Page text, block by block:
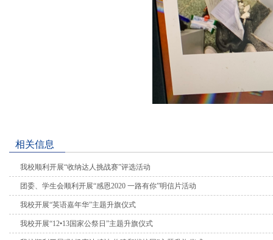
相关信息
我校顺利开展“收纳达人挑战赛”评选活动
团委、学生会顺利开展“感恩2020 一路有你”明信片活动
我校开展“英语嘉年华”主题升旗仪式
我校开展“12•13国家公祭日”主题升旗仪式